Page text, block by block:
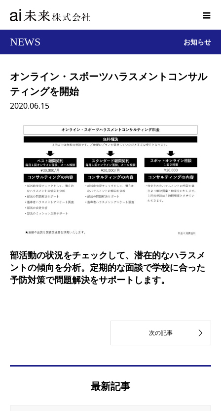
NEWS お知らせ
オンライン・スポーツハラスメントコンサル
ティングを開始
2020.06.15
部活動の状況をチェックして、潜在的なハラスメ
ントの傾向を分析。定期的な面談で学校に合った
予防対策で問題解決をサポートします。
最新記事